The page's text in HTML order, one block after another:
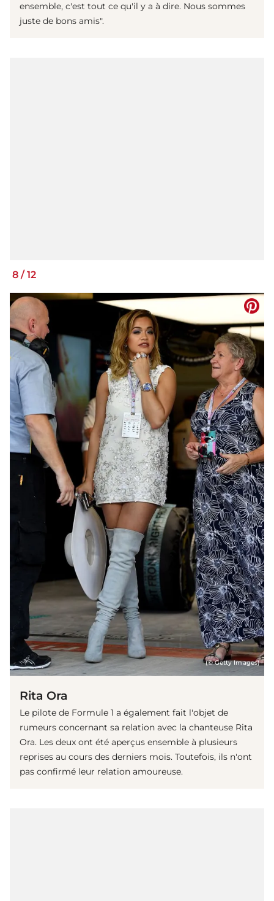
ensemble, c'est tout ce qu'il y a à dire. Nous sommes
juste de bons amis".
8 /12
(© Getty Images)
Rita Ora
Le pilote de Formule 1 a également fait l'objet de
rumeurs concernant sa relation avec la chanteuse Rita
Ora. Les deux ont été aperçus ensemble à plusieurs
reprises au cours des derniers mois. Toutefois, ils n'ont
pas confirmé leur relation amoureuse.